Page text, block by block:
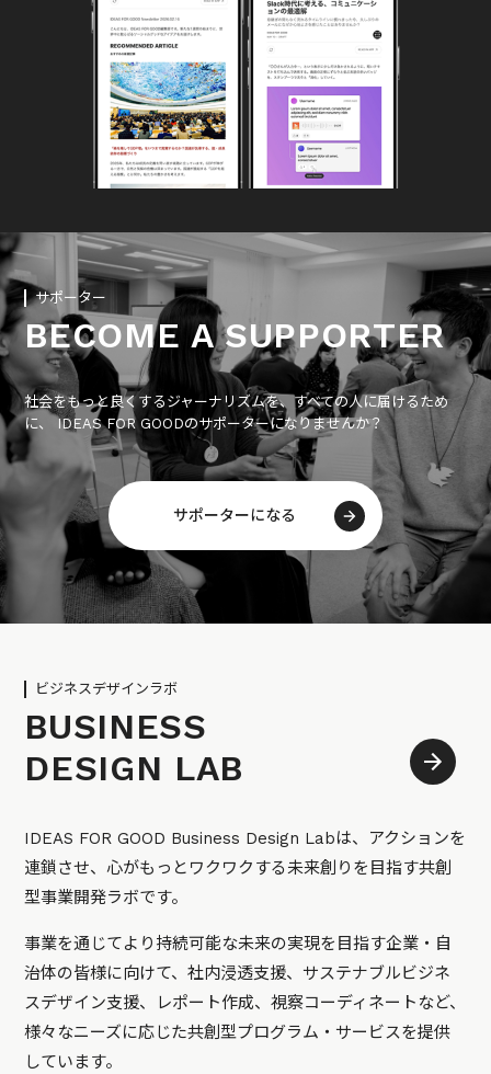
サポーター
BECOME A SUPPORTER
社会をもっと良くするジャーナリズムを、すべての人に届けるため
に、 IDEAS FOR GOODのサポーターになりませんか？
サポーターになる
ビジネスデザインラボ
BUSINESS
DESIGN LAB
IDEAS FOR GOOD Business Design Labは、アクションを
連鎖させ、心がもっとワクワクする未来創りを目指す共創
型事業開発ラボです。
事業を通じてより持続可能な未来の実現を目指す企業・自
治体の皆様に向けて、社内浸透支援、サステナブルビジネ
スデザイン支援、レポート作成、視察コーディネートなど、
様々なニーズに応じた共創型プログラム・サービスを提供
しています。